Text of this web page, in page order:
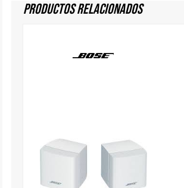
Productos Relacionados